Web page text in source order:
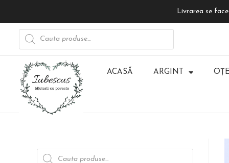
Livrarea se
ACASĂ ARGINT